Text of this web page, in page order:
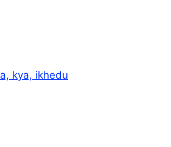
kya, ikhedu